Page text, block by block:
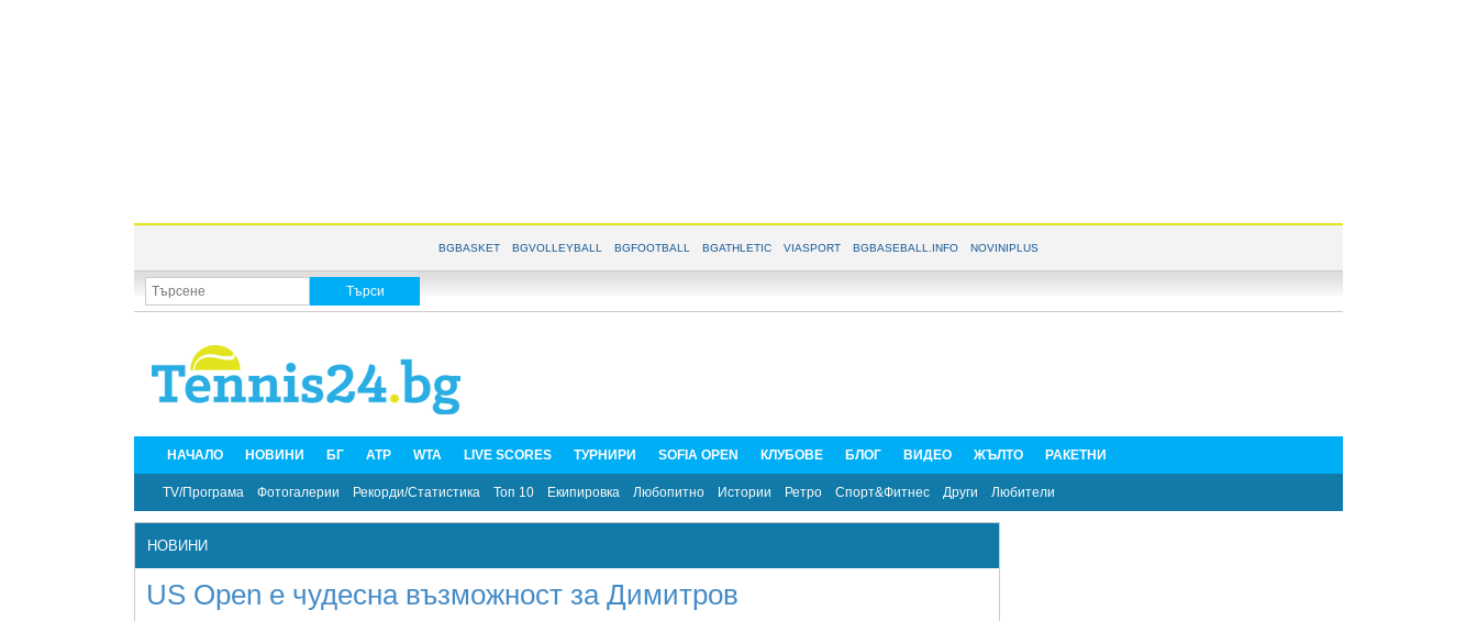
BGBASKET BGVOLLEYBALL BGFOOTBALL BGATHLETIC VIASPORT BGBASEBALL.INFO NOVINIPLUS
НАЧАЛО НОВИНИ БГ ATP WTA LIVE SCORES ТУРНИРИ SOFIA OPEN КЛУБОВЕ БЛОГ ВИДЕО ЖЪЛТО РАКЕТНИ
TV/Програма Фотогалерии Рекорди/Статистика Топ 10 Екипировка Любопитно Истории Ретро Спорт&Фитнес Други Любители
НОВИНИ
US Open е чудесна възможност за Димитров